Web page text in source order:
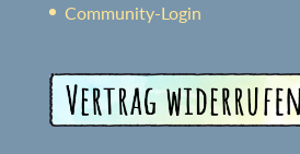
Community-Login